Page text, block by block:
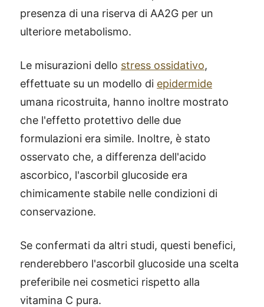
presenza di una riserva di AA2G per un
ulteriore metabolismo.
Le misurazioni dello stress ossidativo,
effettuate su un modello di epidermide
umana ricostruita, hanno inoltre mostrato
che l'effetto protettivo delle due
formulazioni era simile. Inoltre, è stato
osservato che, a differenza dell'acido
ascorbico, l'ascorbil glucoside era
chimicamente stabile nelle condizioni di
conservazione.
Se confermati da altri studi, questi benefici,
renderebbero l'ascorbil glucoside una scelta
preferibile nei cosmetici rispetto alla
vitamina C pura.